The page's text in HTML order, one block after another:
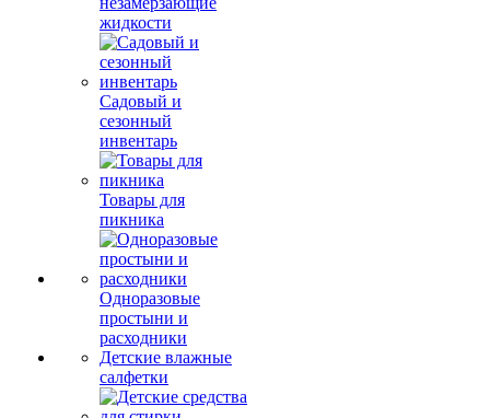
жидкости
Садовый и
сезонный
инвентарь
Товары для
пикника
Одноразовые
простыни и
расходники
Детские влажные
салфетки